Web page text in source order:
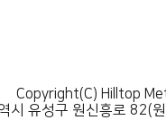
Copyright(C) Hilltop
시 유성구 원신흥로